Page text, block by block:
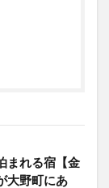
まれる宿【金
大野町にあ